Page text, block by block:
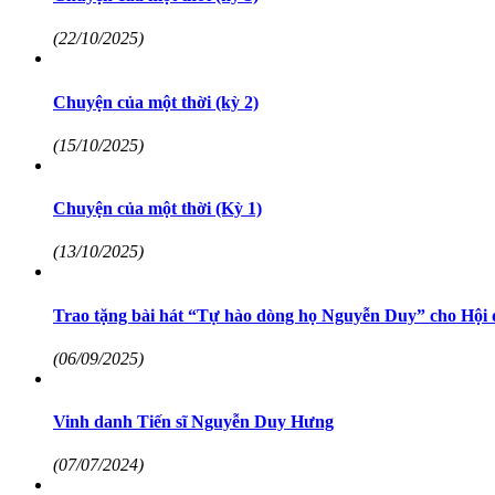
(22/10/2025)
Chuyện của một thời (kỳ 2)
(15/10/2025)
Chuyện của một thời (Kỳ 1)
(13/10/2025)
Trao tặng bài hát “Tự hào dòng họ Nguyễn Duy” cho Hội
(06/09/2025)
Vinh danh Tiến sĩ Nguyễn Duy Hưng
(07/07/2024)